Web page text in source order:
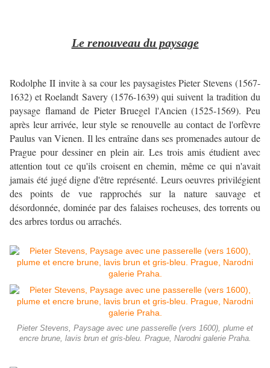
Le renouveau du paysage
Rodolphe II invite à sa cour les paysagistes Pieter Stevens (1567-
1632) et Roelandt Savery (1576-1639) qui suivent la tradition du
paysage flamand de Pieter Bruegel l'Ancien (1525-1569). Peu
après leur arrivée, leur style se renouvelle au contact de l'orfèvre
Paulus van Vienen. Il les entraîne dans ses promenades autour de
Prague pour dessiner en plein air. Les trois amis étudient avec
attention tout ce qu'ils croisent en chemin, même ce qui n'avait
jamais été jugé digne d'être représenté. Leurs oeuvres privilégient
des points de vue rapprochés sur la nature sauvage et
désordonnée, dominée par des falaises rocheuses, des torrents ou
des arbres tordus ou arrachés.
Pieter Stevens, Paysage avec une passerelle (vers 1600), plume et
encre brune, lavis brun et gris-bleu. Prague, Narodni galerie Praha.